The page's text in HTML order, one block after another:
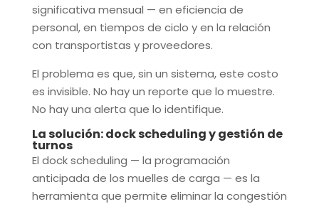
significativa mensual — en eficiencia de
personal, en tiempos de ciclo y en la relación
con transportistas y proveedores.
El problema es que, sin un sistema, este costo
es invisible. No hay un reporte que lo muestre.
No hay una alerta que lo identifique.
La solución: dock scheduling y gestión de
turnos
El dock scheduling — la programación
anticipada de los muelles de carga — es la
herramienta que permite eliminar la congestión